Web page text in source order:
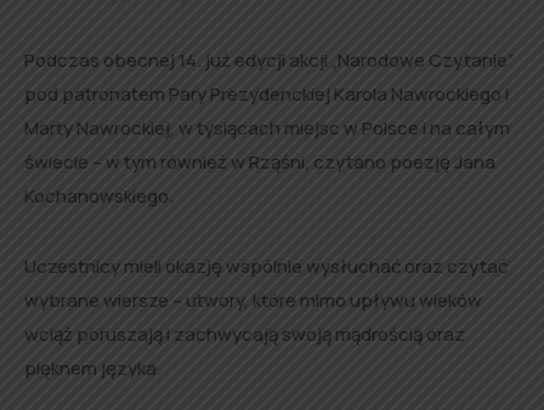
Podczas obecnej 14. już edycji akcji „Narodowe Czytanie”
pod patronatem Pary Prezydenckiej Karola Nawrockiego i
Marty Nawrockiej, w tysiącach miejsc w Polsce i na całym
świecie – w tym również w Rząśni, czytano poezję Jana
Kochanowskiego.
Uczestnicy mieli okazję wspólnie wysłuchać oraz czytać
wybrane wiersze – utwory, które mimo upływu wieków
wciąż poruszają i zachwycają swoją mądrością oraz
pięknem języka.